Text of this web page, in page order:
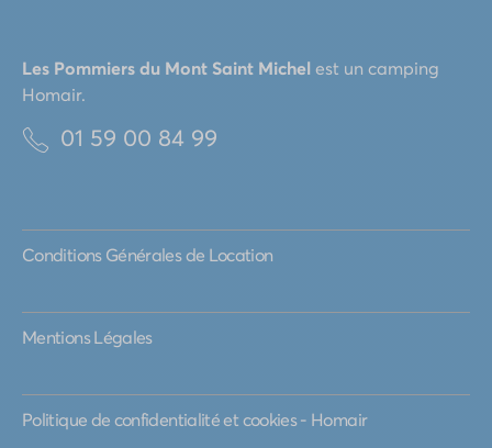
Les Pommiers du Mont Saint Michelest un camping
Homair.
01 59 00 84 99
Conditions Générales de Location
Mentions Légales
Politique de confidentialité et cookies - Homair